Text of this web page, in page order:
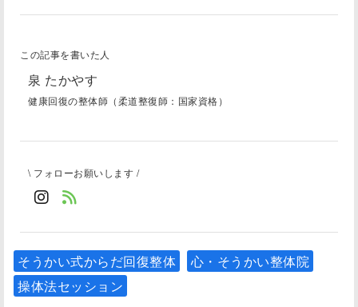
この記事を書いた人
泉 たかやす
健康回復の整体師（柔道整復師：国家資格）
\ フォローお願いします /
そうかい式からだ回復整体
心・そうかい整体院
操体法セッション